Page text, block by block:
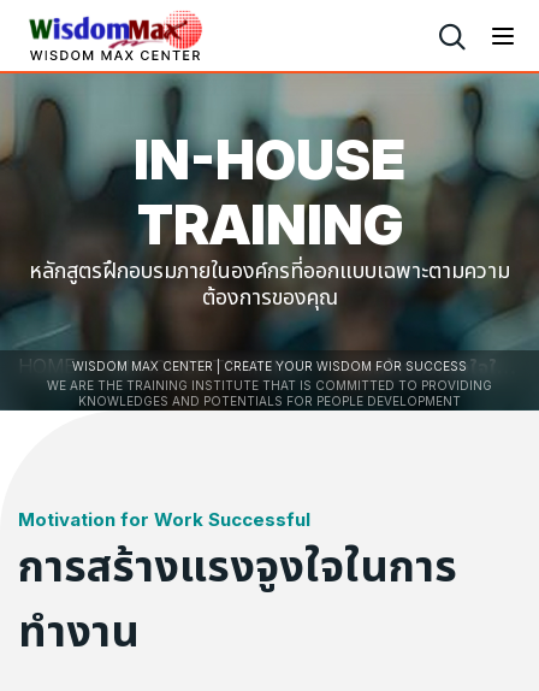
IN-HOUSE
TRAINING
หลักสูตรฝึกอบรมภายในองค์กรที่ออกแบบเฉพาะตามความ
ต้องการของคุณ
HOME IN-HOUSE TRAINING การสร้างแรงจูงใจในการทำงาน
WISDOM MAX CENTER | CREATE YOUR WISDOM FOR SUCCESS
WE ARE THE TRAINING INSTITUTE THAT IS COMMITTED TO PROVIDING
KNOWLEDGES AND POTENTIALS FOR PEOPLE DEVELOPMENT
Motivation for Work Successful
การสร้างแรงจูงใจในการ
ทำงาน